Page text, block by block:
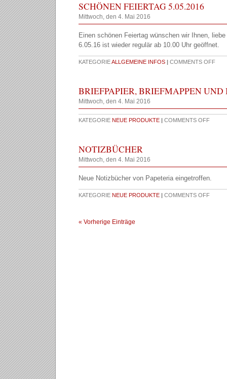
SCHÖNEN FEIERTAG 5.05.2016
Mittwoch, den 4. Mai 2016
Einen schönen Feiertag wünschen wir Ihnen,
6.05.16 ist wieder regulär ab 10.00 Uhr geöffnet.
KATEGORIEALLGEMEINE INFOS | COMMENTS OFF
BRIEFPAPIER, BRIEFMAPPEN
Mittwoch, den 4. Mai 2016
KATEGORIE NEUE PRODUKTE | COMMENTS OFF
NOTIZBÜCHER
Mittwoch, den 4. Mai 2016
Neue Notizbücher von Papeteria eingetroffen.
KATEGORIE NEUE PRODUKTE | COMMENTS OFF
« Vorherige Einträge